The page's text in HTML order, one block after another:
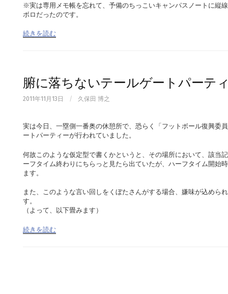
※実は専用メモ帳を忘れて、予備のちっこいキャンパスノートに縦
ボロだったのです。
続きを読む
腑に落ちないテールゲートパーテ
2011年11月13日 / 久保田 博之
実は今日、一塁側一番奥の休憩所で、恐らく「フットボール復興委
ートパーティーが行われていました。
何故このような仮定型で書くかというと、その場所において、該当
ーフタイム終わりにちらっと見たら出ていたが、ハーフタイム開始
ます。
また、このような言い回しをくぼたさんがする場合、嫌味が込めら
す。
（よって、以下畳みます）
続きを読む